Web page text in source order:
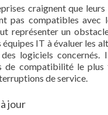
craignent que
pas compatibles avec
représenter un
IT à évaluer les
logiciels concernés.
de compatibilité le
de service.
jour